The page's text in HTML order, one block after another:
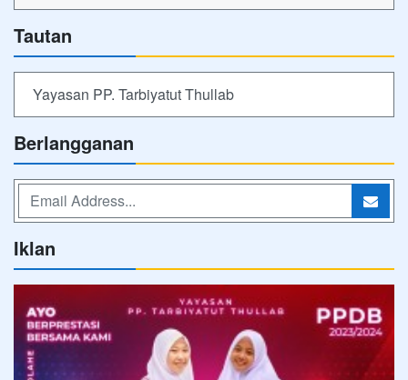
Tautan
Yayasan PP. Tarbiyatut Thullab
Berlangganan
Iklan